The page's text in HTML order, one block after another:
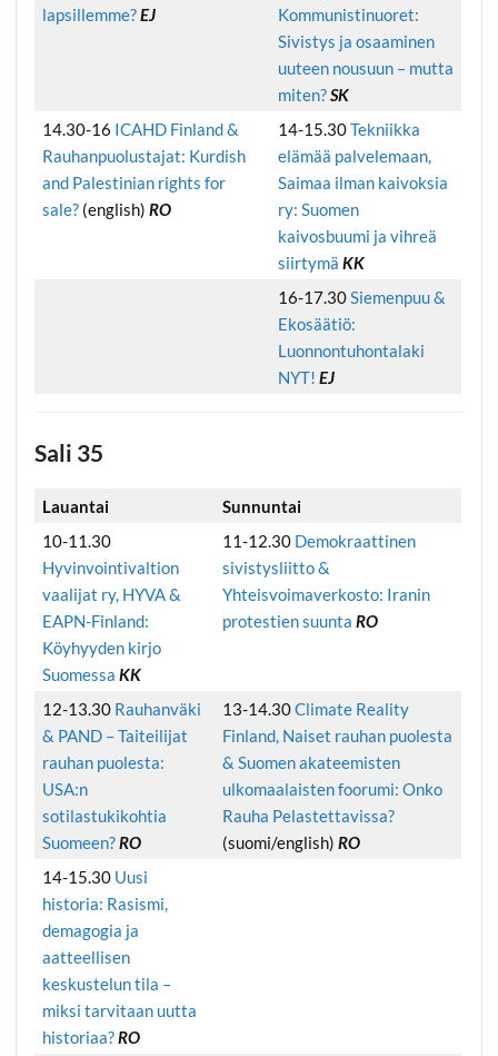
lapsillemme?EJ
Kommunistinuoret:
Sivistys ja osaaminen
uuteen nousuun – mutta
miten?SK
14.30-16 ICAHD Finland &
Rauhanpuolustajat: Kurdish
and Palestinian rights for
sale? (english)RO
14-15.30Tekniikka
elämää palvelemaan,
Saimaa ilman kaivoksia
ry: Suomen
kaivosbuumi ja vihreä
siirtymäKK
16-17.30Siemenpuu &
Ekosäätiö:
Luonnontuhontalaki
NYT! EJ
Sali 35
Lauantai
Sunnuntai
10-11.30
Hyvinvointivaltion
vaalijat ry, HYVA &
EAPN-Finland:
Köyhyyden kirjo
Suomessa KK
11-12.30 Demokraattinen
sivistysliitto &
Yhteisvoimaverkosto: Iranin
protestien suunta RO
12-13.30 Rauhanväki
& PAND – Taiteilijat
rauhan puolesta:
USA:n
sotilastukikohtia
Suomeen?RO
13-14.30Climate Reality
Finland, Naiset rauhan puolesta
& Suomen akateemisten
ulkomaalaisten foorumi: Onko
Rauha Pelastettavissa?
(suomi/english)RO
14-15.30 Uusi
historia: Rasismi,
demagogia ja
aatteellisen
keskustelun tila –
miksi tarvitaan uutta
historiaa?RO